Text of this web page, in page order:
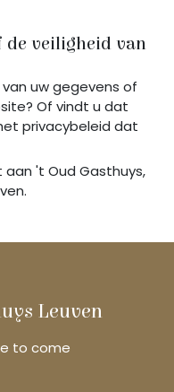
de veiligheid van
uw gegevens of
Of vindt u dat
privacybeleid dat
't Oud Gasthuys,
Leuven
to come